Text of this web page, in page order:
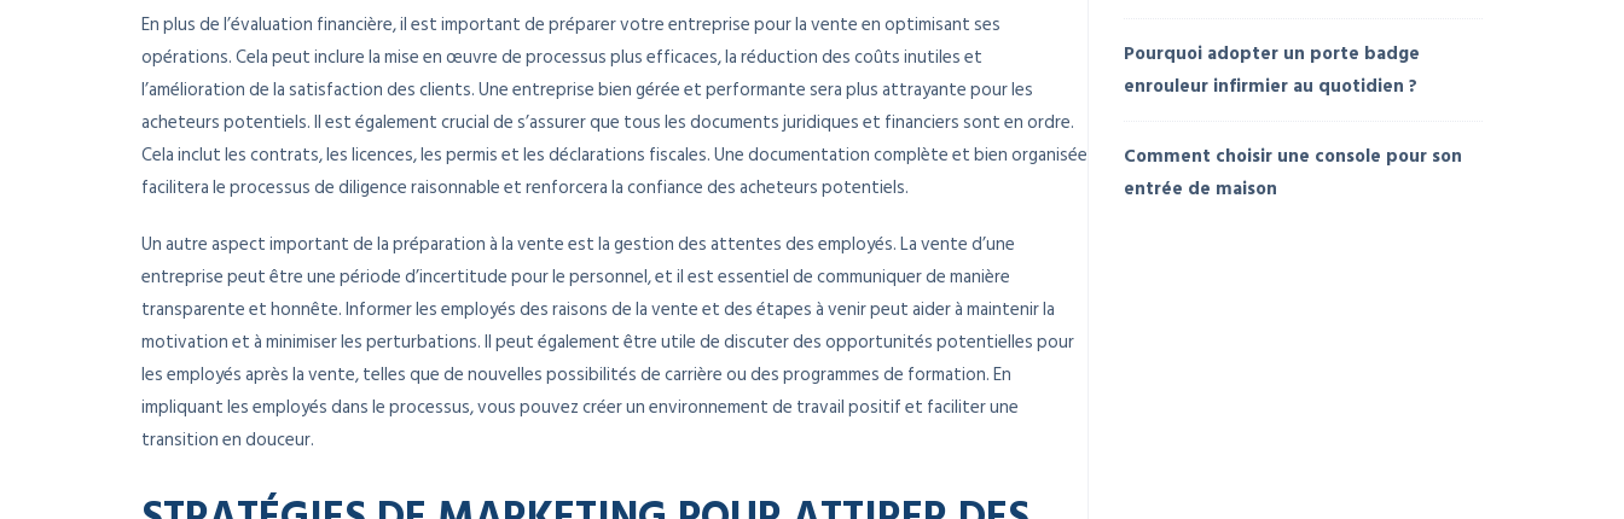
En plus de l’évaluation financière, il est important de préparer votre entreprise pour la vente en optimisant ses
opérations. Cela peut inclure la mise en œuvre de processus plus efficaces, la réduction des coûts inutiles et
l’amélioration de la satisfaction des clients. Une entreprise bien gérée et performante sera plus attrayante pour les
acheteurs potentiels. Il est également crucial de s’assurer que tous les documents juridiques et financiers sont en ordre.
Cela inclut les contrats, les licences, les permis et les déclarations fiscales. Une documentation complète et bien organisée
facilitera le processus de diligence raisonnable et renforcera la confiance des acheteurs potentiels.
Un autre aspect important de la préparation à la vente est la gestion des attentes des employés. La vente d’une
entreprise peut être une période d’incertitude pour le personnel, et il est essentiel de communiquer de manière
transparente et honnête. Informer les employés des raisons de la vente et des étapes à venir peut aider à maintenir la
motivation et à minimiser les perturbations. Il peut également être utile de discuter des opportunités potentielles pour
les employés après la vente, telles que de nouvelles possibilités de carrière ou des programmes de formation. En
impliquant les employés dans le processus, vous pouvez créer un environnement de travail positif et faciliter une
transition en douceur.
Pourquoi adopter un porte badge
enrouleur infirmier au quotidien ?
Comment choisir une console pour son
entrée de maison